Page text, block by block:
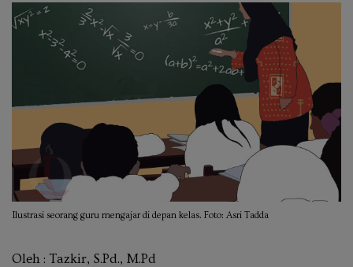
Ilustrasi seorang guru mengajar di depan kelas. Foto: Asri Tadda
Oleh : Tazkir, S.Pd., M.Pd